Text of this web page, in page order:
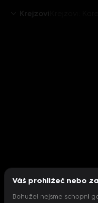
Krejzovi
Váš prohlížeč nebo
Bohužel nejsme schopni